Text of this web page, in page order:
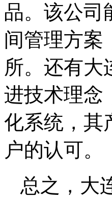
品。该公司
间管理方案
所。还有大
进技术理念
化系统，其
户的认可。
总之，大